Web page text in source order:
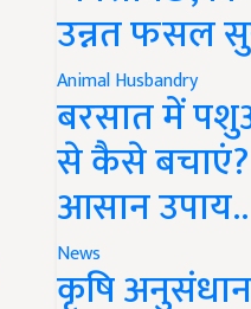
उन्नत फसल
Animal Husbandry
बरसात में
से कैसे
आसान उपाय..
News
कृषि